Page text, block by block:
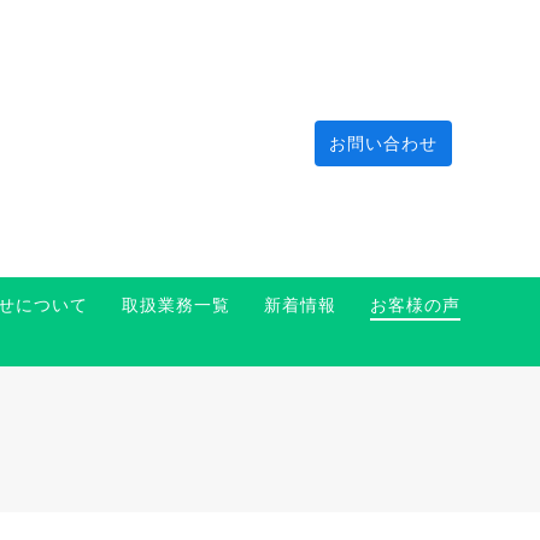
お問い合わせ
について 取扱業務一覧 新着情報
お客様の声